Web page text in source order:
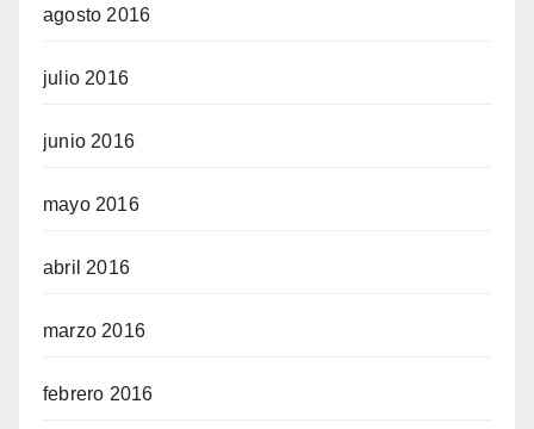
agosto 2016
julio 2016
junio 2016
mayo 2016
abril 2016
marzo 2016
febrero 2016